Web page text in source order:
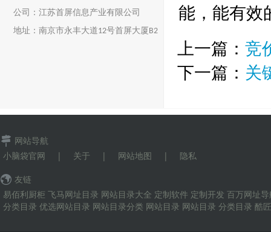
公司：江苏首屏信息产业有限公司
地址：南京市永丰大道12号首屏大厦B2
能，能有效
上一篇： 竞
下一篇： 关
网站导航
小脑袋官网
| 关于 | 网站地图 | 隐私
友链
易佰利厨柜 飞马网址目录 网站目录大全 定制软件 定制开发 百万网址
分类目录 优选网站目录 网站目录分类 网站目录 网站目录 分类目录 酷